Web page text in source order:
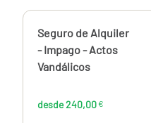
Calcúlalo ahora
Seguro de Alquiler
- Impago - Actos
Vandálicos
desde 240,00 €